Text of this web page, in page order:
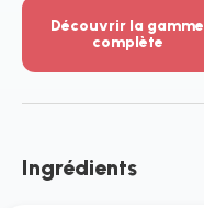
Découvrir la gamme
complète
-
gamme
Ingrédients